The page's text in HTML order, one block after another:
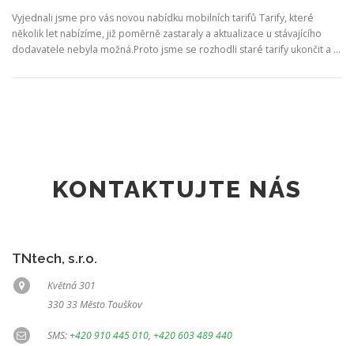
Vyjednali jsme pro vás novou nabídku mobilních tarifů Tarify, které
několik let nabízíme, již poměrně zastaraly a aktualizace u stávajícího
dodavatele nebyla možná.Proto jsme se rozhodli staré tarify ukončit a …
KONTAKTUJTE NÁS
TNtech, s.r.o.
Květná 301
330 33 Město Touškov
SMS:+420 910 445 010, +420 603 489 440